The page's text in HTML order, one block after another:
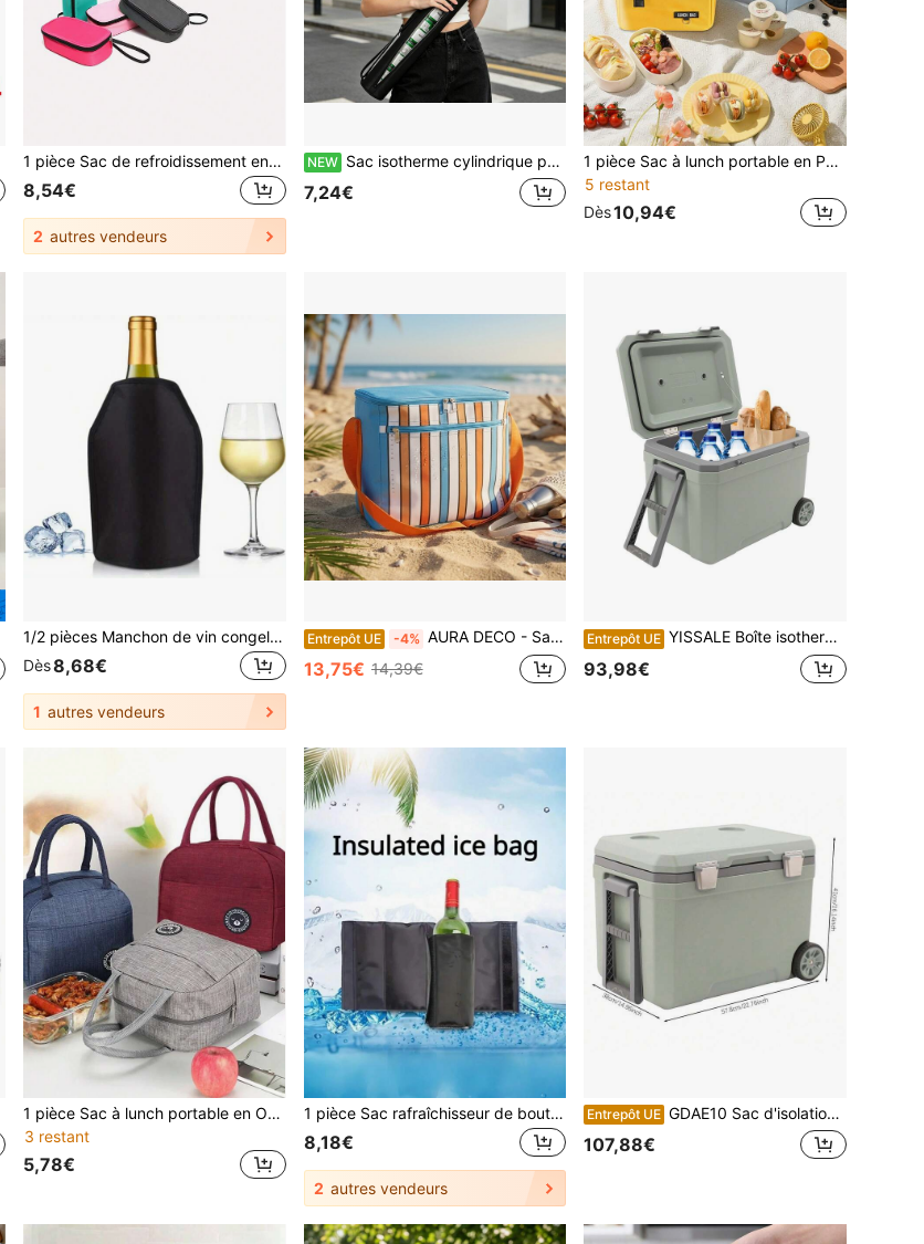
1 pièce Sac de refroidissement en gel réutilisable convenant pour le refroidissement et l'isolation des flacons d'insuline, organisateur de médicaments de transport extérieur, sac de rangement isotherme portable pour les voyages en plein air, le camping, la fitness et l'utilisation quotidienne
8,54€
2 autres vendeurs
NEW Sac isotherme cylindrique pour l'extérieur, sac portable en tissu Oxford à bandoulière pour le stockage à froid de la bière et des boissons, organisateur de boissons froides pour le golf, les voyages et la voiture
7,24€
1 pièce Sac à lunch portable en PEVA, sac isotherme grande capacité, sac à lunch pour les travailleurs de bureau, les étudiants, le pique-nique
5 restant
Dès10,94€
1/2 pièces Manchon de vin congelable, manchon refroidisseur de vin, manchon de refroidissement de bouteille de vin réutilisable, manchon de sac de glace de vin pratique, pour vin rouge de taille standard, vin blanc et champagne, garde le vin frais et rafraîchissant, fournitures de cuisine
Dès8,68€
1 autres vendeurs
Entrepôt UE -4% AURA DECO - Sac isotherme Lastres, 3 tailles (18L/12L/20L), sac thermique portable pour aliments et boissons, idéal pique-nique, plage, camping et voyages
13,75€ 14,39€
Entrepôt UE YISSALE Boîte isotherme portable de 45 L en PE et PP vert et gris, isolée, avec poignée de traction et roulettes, dotée de boucles de verrouillage intégrées pour la pêche, l'aviron, le camping, les voyages, les pique-niques et la plage.
93,98€
1 pièce Sac à lunch portable en Oxford, pochette isotherme fraîche pour le bureau et les étudiants, boîte à lunch pratique, sac contenant alimentaire
3 restant
5,78€
1 pièce Sac rafraîchisseur de bouteille de vin, glacière portable de refroidissement de gel pour bière, porte-boisson glacé, sac de refroidissement réutilisable pour vin et bière pour une utilisation en extérieur et en intérieur
8,18€
2 autres vendeurs
Entrepôt UE GDAE10 Sac d'isolation extérieur
107,88€